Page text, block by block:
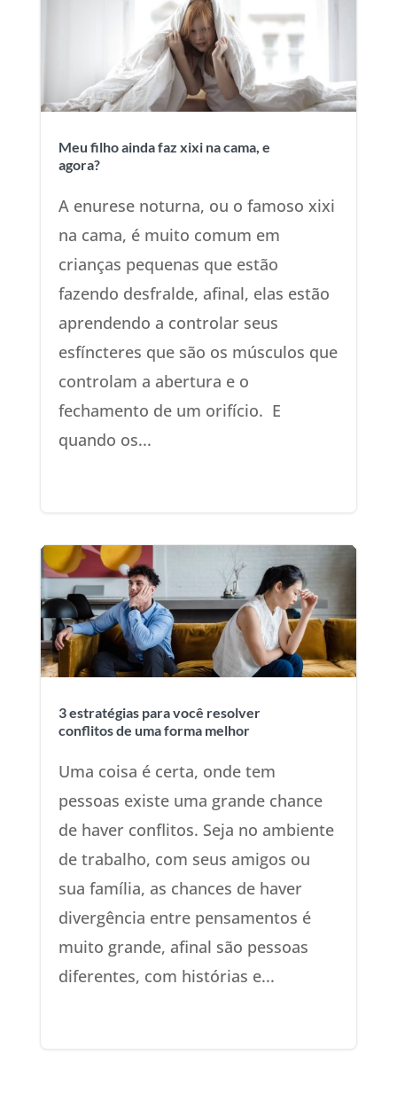
Meu filho ainda faz xixi na cama, e
agora?
A enurese noturna, ou o famoso xixi
na cama, é muito comum em
crianças pequenas que estão
fazendo desfralde, afinal, elas estão
aprendendo a controlar seus
esfíncteres que são os músculos que
controlam a abertura e o
fechamento de um orifício. E
quando os...
3 estratégias para você resolver
conflitos de uma forma melhor
Uma coisa é certa, onde tem
pessoas existe uma grande chance
de haver conflitos. Seja no ambiente
de trabalho, com seus amigos ou
sua família, as chances de haver
divergência entre pensamentos é
muito grande, afinal são pessoas
diferentes, com histórias e...